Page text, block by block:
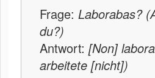
Frage: Laborabas?
du?)
Antwort: [Non]
arbeitete [nicht])